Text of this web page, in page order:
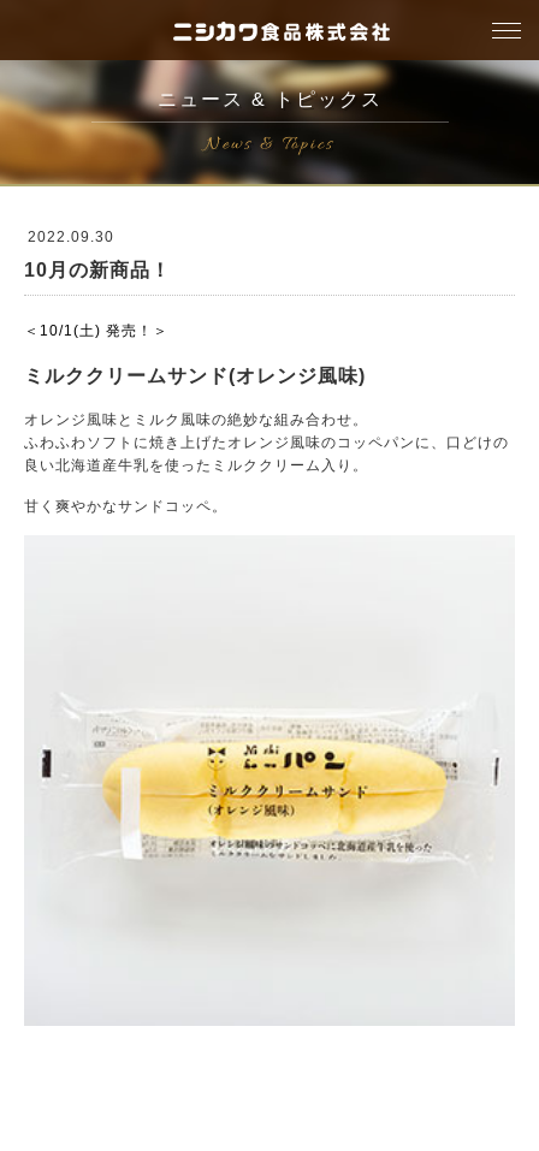
ニュース & トピックス
News & Topics
2022.09.30
10月の新商品！
＜10/1(土) 発売！＞
ミルククリームサンド(オレンジ風味)
オレンジ風味とミルク風味の絶妙な組み合わせ。
ふわふわソフトに焼き上げたオレンジ風味のコッペパンに、口どけの
良い北海道産牛乳を使ったミルククリーム入り。
甘く爽やかなサンドコッペ。